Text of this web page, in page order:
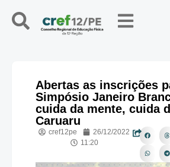
Abertas as inscrições
Simpósio Janeiro
cuida da mente, cuida
Caruaru
cref12pe
26/12/2022
11:20